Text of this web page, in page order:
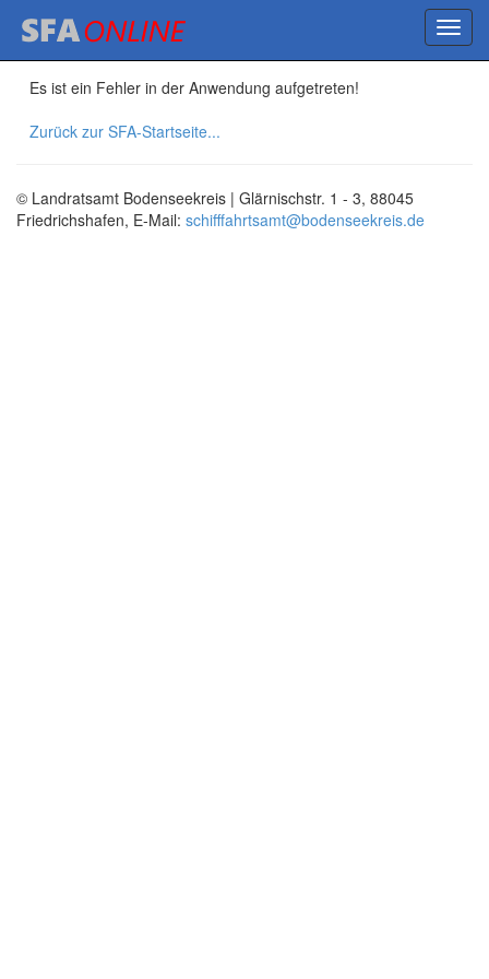
Es ist ein Fehler in der Anwendung aufgetreten!
Zurück zur SFA-Startseite...
© Landratsamt Bodenseekreis | Glärnischstr. 1 - 3, 88045
Friedrichshafen, E-Mail: schifffahrtsamt@bodenseekreis.de